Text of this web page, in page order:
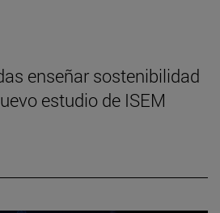
enseñar sostenibilidad
estudio de ISEM